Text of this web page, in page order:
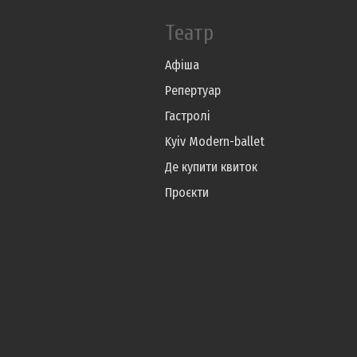
Театр
Афіша
Репертуар
Гастролі
Kyiv Modern-ballet
Де купити квиток
Проєкти